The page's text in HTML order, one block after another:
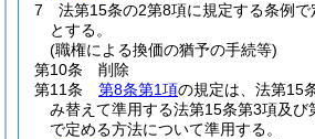
7
法第15条の2第8項に規定する条例
とする。
(職権による換価の猶予の手続等)
第10条
削除
第11条
第8条第1項の規定は、法第15
み替えて準用する法第15条第3項及び
で定める方法について準用する。